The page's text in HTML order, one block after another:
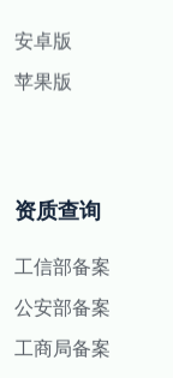
安卓版
苹果版
资质查询
工信部备案
公安部备案
工商局备案